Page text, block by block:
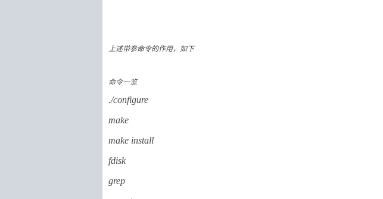
上述带参命令的作用，如下
命令一览
./configure
make
make install
fdisk
grep